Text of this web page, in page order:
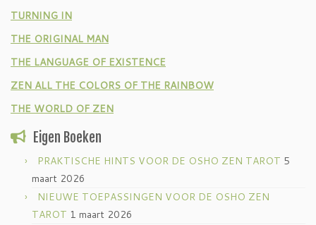
TURNING IN
THE ORIGINAL MAN
THE LANGUAGE OF EXISTENCE
ZEN ALL THE COLORS OF THE RAINBOW
THE WORLD OF ZEN
Eigen Boeken
PRAKTISCHE HINTS VOOR DE OSHO ZEN TAROT 5
maart 2026
NIEUWE TOEPASSINGEN VOOR DE OSHO ZEN
TAROT 1 maart 2026